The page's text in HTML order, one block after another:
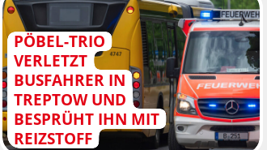
PÖBEL-TRIO
VERLETZT
BUSFAHRER IN
TREPTOW UND
BESPRÜHT IHN MIT
REIZSTOFF